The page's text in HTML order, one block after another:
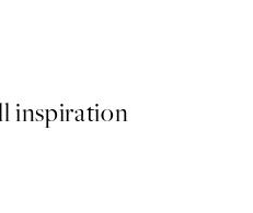
inspiration